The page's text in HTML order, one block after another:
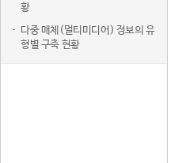
황
다중 매체(멀티미디어) 정보의 유
형별 구축 현황